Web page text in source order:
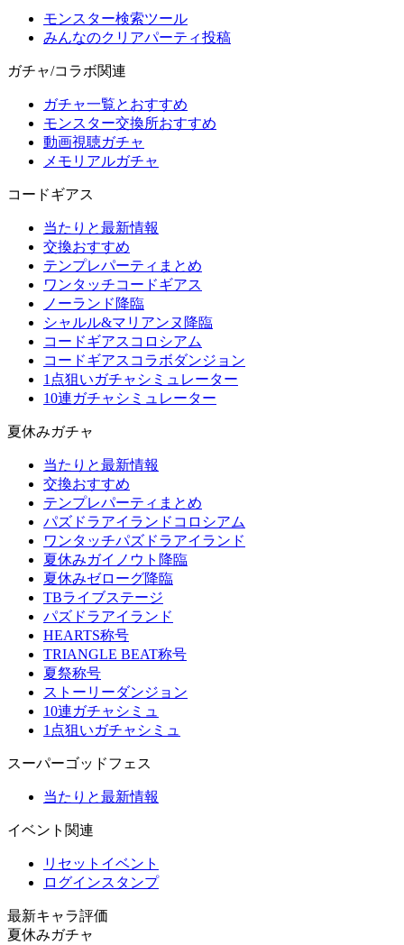
モンスター検索ツール
みんなのクリアパーティ投稿
ガチャ/コラボ関連
ガチャ一覧とおすすめ
モンスター交換所おすすめ
動画視聴ガチャ
メモリアルガチャ
コードギアス
当たりと最新情報
交換おすすめ
テンプレパーティまとめ
ワンタッチコードギアス
ノーランド降臨
シャルル&マリアンヌ降臨
コードギアスコロシアム
コードギアスコラボダンジョン
1点狙いガチャシミュレーター
10連ガチャシミュレーター
夏休みガチャ
当たりと最新情報
交換おすすめ
テンプレパーティまとめ
パズドラアイランドコロシアム
ワンタッチパズドラアイランド
夏休みガイノウト降臨
夏休みゼローグ降臨
TBライブステージ
パズドラアイランド
HEARTS称号
TRIANGLE BEAT称号
夏祭称号
ストーリーダンジョン
10連ガチャシミュ
1点狙いガチャシミュ
スーパーゴッドフェス
当たりと最新情報
イベント関連
リセットイベント
ログインスタンプ
最新キャラ評価
夏休みガチャ